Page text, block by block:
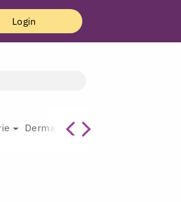
Login
Dermatologie & Plastische